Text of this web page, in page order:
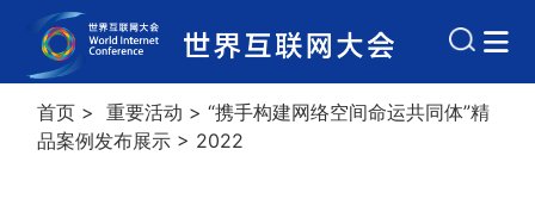
首页 > 重要活动 > “携手构建网络空间命运共同体”精
品案例发布展示 > 2022